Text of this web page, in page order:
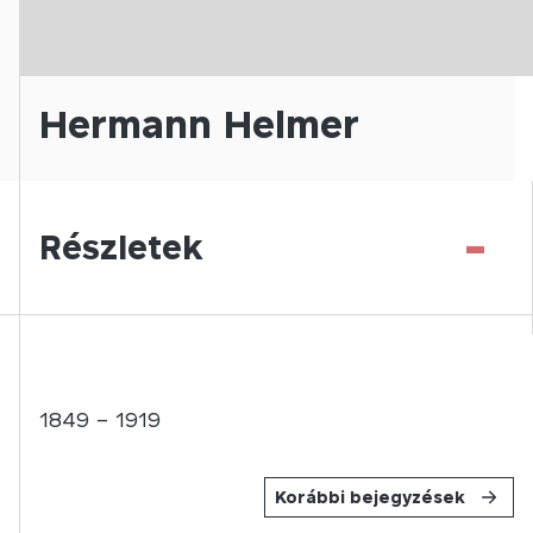
Hermann Helmer
Részletek -
1849 – 1919
Korábbi bejegyzések